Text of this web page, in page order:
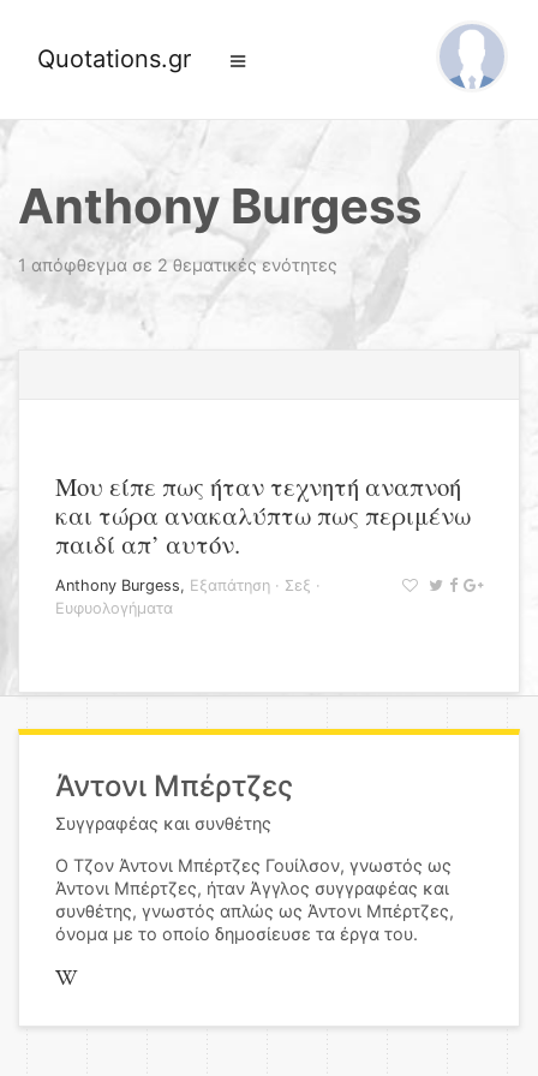
Quotations.gr
Anthony Burgess
1 απόφθεγμα σε 2 θεματικές ενότητες
Μου είπε πως ήταν τεχνητή αναπνοή
και τώρα ανακαλύπτω πως περιμένω
παιδί απ’ αυτόν.
Anthony Burgess, Εξαπάτηση · Σεξ ·
Ευφυολογήματα
Άντονι Μπέρτζες
Συγγραφέας και συνθέτης
Ο Τζον Άντονι Μπέρτζες Γουίλσον, γνωστός ως
Άντονι Μπέρτζες, ήταν Άγγλος συγγραφέας και
συνθέτης, γνωστός απλώς ως Άντονι Μπέρτζες,
όνομα με το οποίο δημοσίευσε τα έργα του.